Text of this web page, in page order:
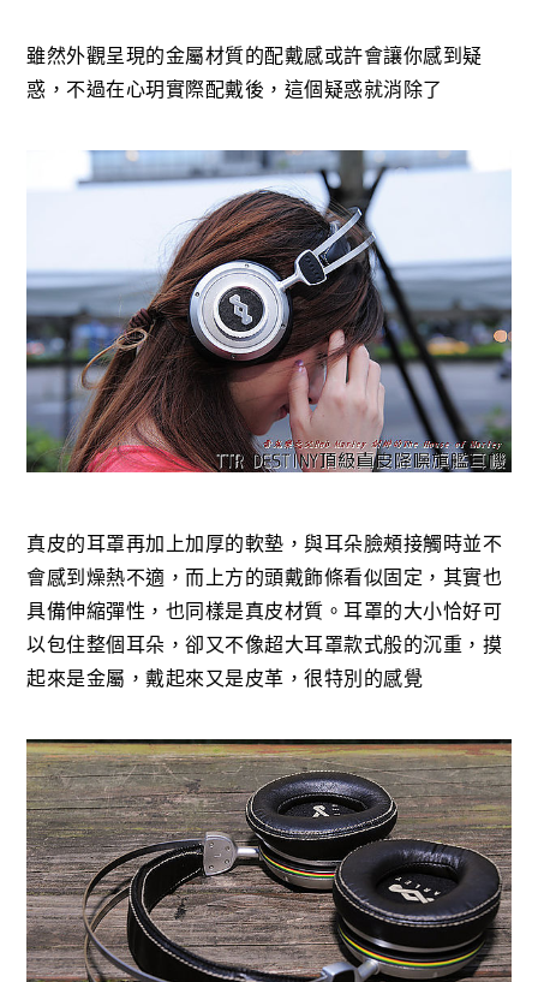
雖然外觀呈現的金屬材質的配戴感或許會讓你感到疑
惑，不過在心玥實際配戴後，這個疑惑就消除了
真皮的耳罩再加上加厚的軟墊，與耳朵臉頰接觸時並不
會感到燥熱不適，而上方的頭戴飾條看似固定，其實也
具備伸縮彈性，也同樣是真皮材質。耳罩的大小恰好可
以包住整個耳朵，卻又不像超大耳罩款式般的沉重，摸
起來是金屬，戴起來又是皮革，很特別的感覺